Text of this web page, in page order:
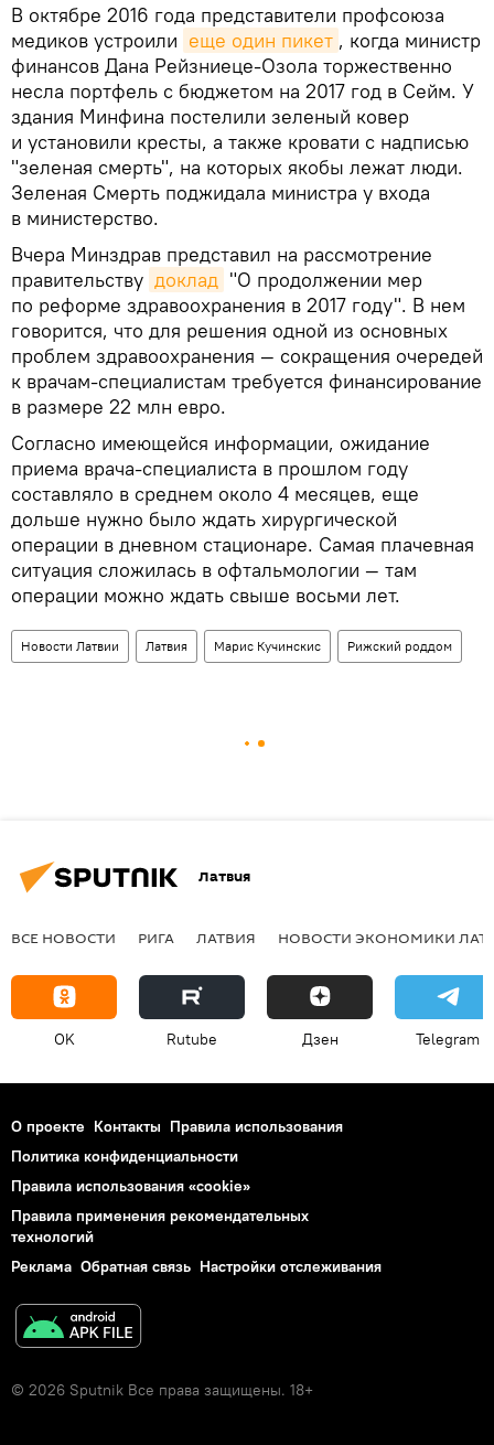
В октябре 2016 года представители профсоюза
медиков устроили еще один пикет , когда министр
финансов Дана Рейзниеце-Озола торжественно
несла портфель с бюджетом на 2017 год в Сейм. У
здания Минфина постелили зеленый ковер
и установили кресты, а также кровати с надписью
"зеленая смерть", на которых якобы лежат люди.
Зеленая Смерть поджидала министра у входа
в министерство.
Вчера Минздрав представил на рассмотрение
правительству доклад "О продолжении мер
по реформе здравоохранения в 2017 году". В нем
говорится, что для решения одной из основных
проблем здравоохранения — сокращения очередей
к врачам-специалистам требуется финансирование
в размере 22 млн евро.
Согласно имеющейся информации, ожидание
приема врача-специалиста в прошлом году
составляло в среднем около 4 месяцев, еще
дольше нужно было ждать хирургической
операции в дневном стационаре. Самая плачевная
ситуация сложилась в офтальмологии — там
операции можно ждать свыше восьми лет.
Новости Латвии Латвия Марис Кучинскис Рижский роддом
Латвия
ВСЕ НОВОСТИ РИГА ЛАТВИЯ НОВОСТИ ЭКОНОМИКИ
OK Rutube Дзен Telegram
О проекте Контакты Правила использования
Политика конфиденциальности
Правила использования «cookie»
Правила применения рекомендательных
технологий
Реклама Обратная связь Настройки отслеживания
© 2026 Sputnik Все права защищены. 18+